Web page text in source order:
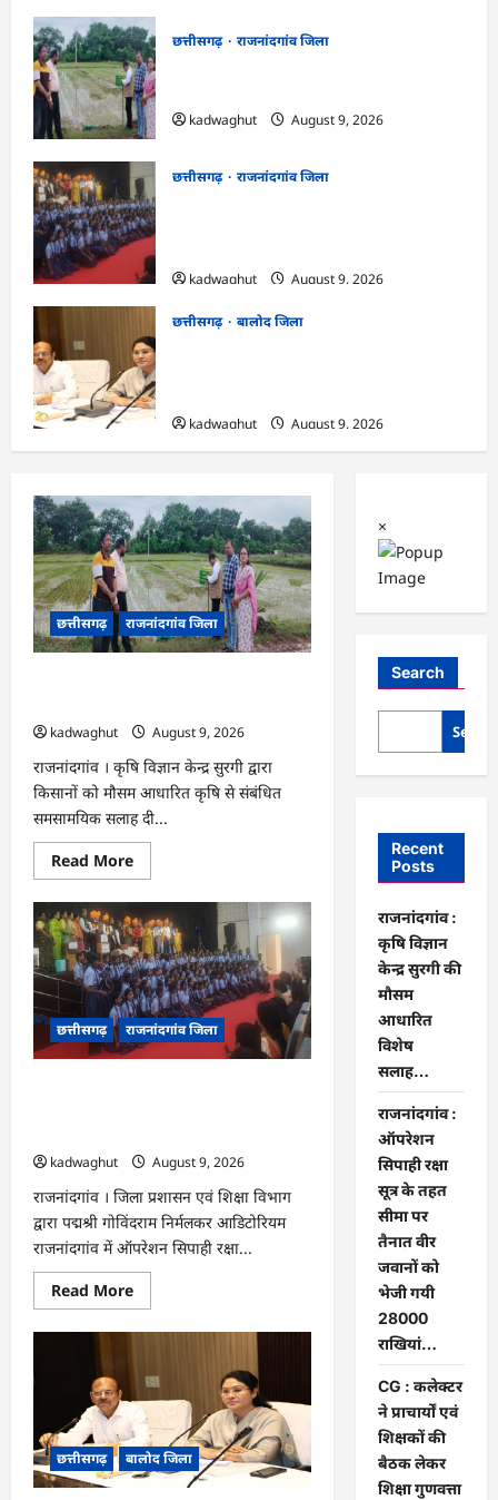
छत्तीसगढ़
राजनांदगांव जिला
kadwaghut
August 9, 2026
छत्तीसगढ़
राजनांदगांव जिला
kadwaghut
August 9, 2026
छत्तीसगढ़
बालोद जिला
kadwaghut
August 9, 2026
छत्तीसगढ़ राजनांदगांव जिला
kadwaghut
August 9, 2026
राजनांदगांव । कृषि विज्ञान केन्द्र सुरगी द्वारा
किसानों को मौसम आधारित कृषि से संबंधित
समसामयिक सलाह दी...
Read MoreRead
more
राजनांदगांव
:
कृषि
विज्ञान
केन्द्र
सुरगी
की
मौसम
आधारित
विशेष
सलाह…
छत्तीसगढ़ राजनांदगांव जिला
kadwaghut
August 9, 2026
राजनांदगांव । जिला प्रशासन एवं शिक्षा विभाग
द्वारा पद्मश्री गोविंदराम निर्मलकर आडिटोरियम
राजनांदगांव में ऑपरेशन सिपाही रक्षा...
Read MoreRead
more
राजनांदगांव
सिपाही
रक्षा
सूत्र
के
तहत
सीमा
पर
छत्तीसगढ़ बालोद जिला
×
Search
Recent
Posts
राजनांदगांव :
कृषि विज्ञान
केन्द्र सुरगी की
मौसम
आधारित
विशेष
सलाह…
राजनांदगांव :
ऑपरेशन
सिपाही रक्षा
सूत्र के तहत
सीमा पर
तैनात वीर
जवानों को
भेजी गयी
28000
राखियां…
CG : कलेक्टर
ने प्राचार्यों एवं
शिक्षकों की
बैठक लेकर
शिक्षा गुणवत्ता